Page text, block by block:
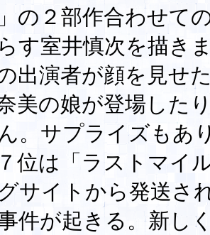
の２部作合わせて
す室井慎次を描き
出演者が顔を見せ
美の娘が登場した
。サプライズもあ
位は「ラストマイ
サイトから発送さ
件が起きる。新し